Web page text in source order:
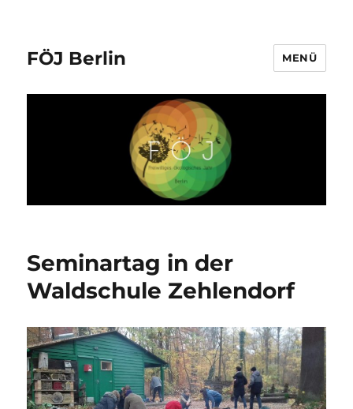
FÖJ Berlin MENÜ
Seminartag in der
Waldschule Zehlendorf